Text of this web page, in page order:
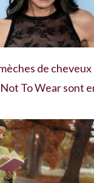
de cheveux
To Wear sont